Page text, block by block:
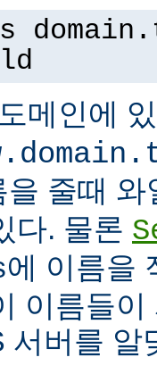
도메인에
을 줄때
다. 물론
에 이름을
이름들
서버를 알